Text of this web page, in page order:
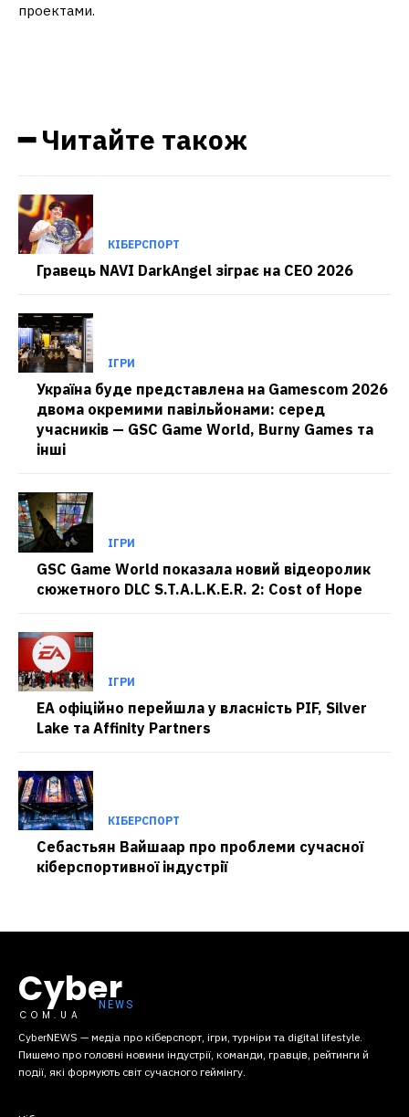
проектами.
━ Читайте також
КІБЕРСПОРТ
Гравець NAVI DarkAngel зіграє на CEO 2026
ІГРИ
Україна буде представлена на Gamescom 2026
двома окремими павільйонами: серед
учасників — GSC Game World, Burny Games та
інші
ІГРИ
GSC Game World показала новий відеоролик
сюжетного DLC S.T.A.L.K.E.R. 2: Cost of Hope
ІГРИ
EA офіційно перейшла у власність PIF, Silver
Lake та Affinity Partners
КІБЕРСПОРТ
Себастьян Вайшаар про проблеми сучасної
кіберспортивної індустрії
Cyber
COM.UA
CyberNEWS — медіа про кіберспорт, ігри, турніри та digital lifestyle.
Пишемо про головні новини індустрії, команди, гравців, рейтинги й
події, які формують світ сучасного геймінгу.